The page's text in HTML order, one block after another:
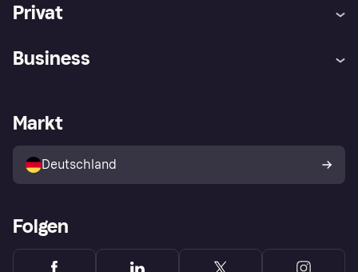
Privat
Klarna App
Shops entdecken
Käuferschutzrichtlinie
Dein Widerrufsrecht
Business
Händlerportal
Markt
Deutschland
Folgen